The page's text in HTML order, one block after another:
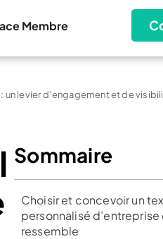
Membre
levier d’engagement et de
Sommaire
Choisir et concevoir un
personnalisé d’entreprise
ressemble